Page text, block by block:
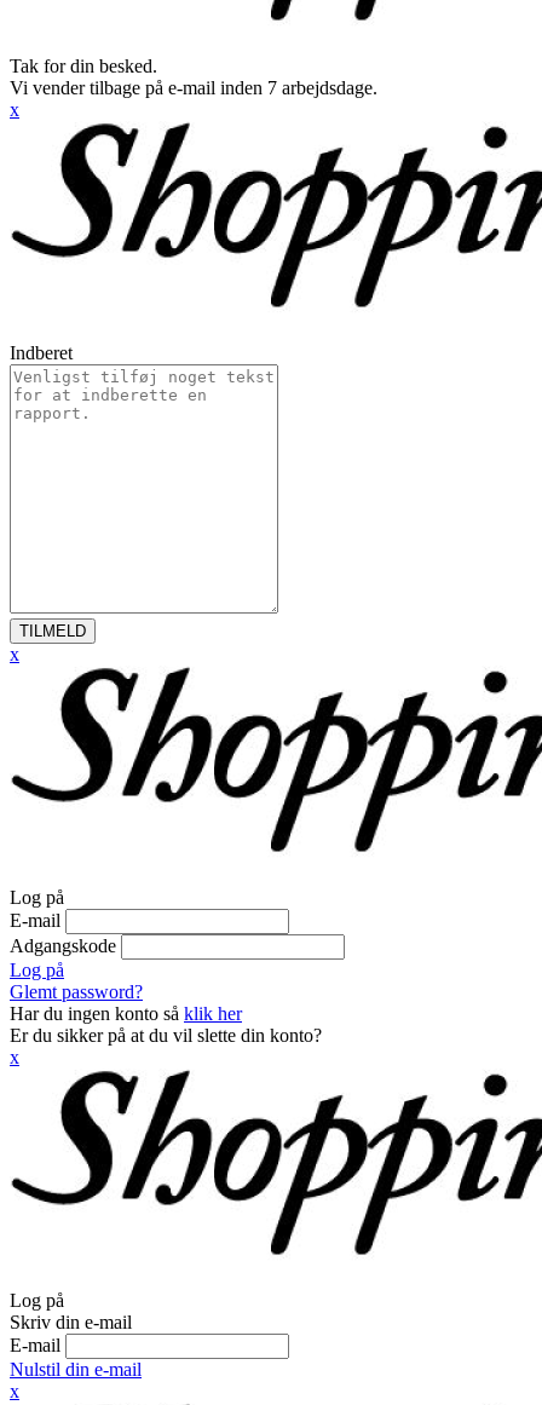
Tak for din besked.
Vi vender tilbage på e-mail inden 7 arbejdsdage.
x
Indberet
TILMELD
x
Log på
E-mail
Adgangskode
Log på
Glemt password?
Har du ingen konto så klik her
Er du sikker på at du vil slette din konto?
x
Log på
Skriv din e-mail
E-mail
Nulstil din e-mail
x